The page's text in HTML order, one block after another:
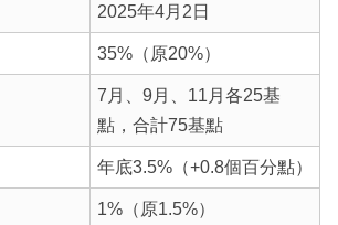
2025年4月2日
35%（原20%）
7月、9月、11月各25基
點，合計75基點
年底3.5%（+0.8個百分點）
1%（原1.5%）